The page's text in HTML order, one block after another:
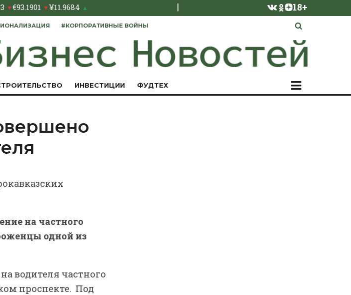
▼€93.1901 ▼¥11.9684 ▲ | 18+
#КОРПОРАТИВНЫЕ ВОЙНЫ
ИНВЕСТИЦИИ ФУДТЕХ
на частного
одной из
водителя частного
проспекте. Под